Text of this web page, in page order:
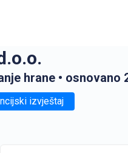
hrane • osnovano
izvještaj